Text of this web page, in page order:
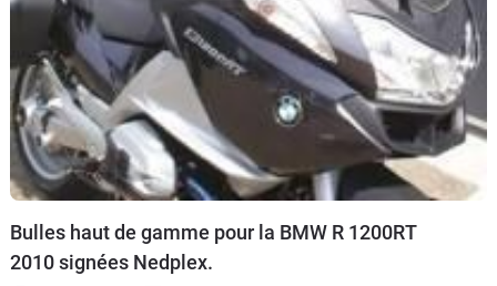
Bulles haut de gamme pour la BMW R 1200RT
2010 signées Nedplex.